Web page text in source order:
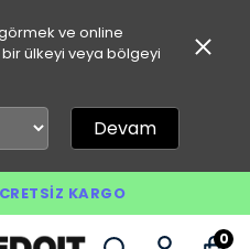
ve online
ülkeyi veya bölgeyi
Devam
KARGO
0